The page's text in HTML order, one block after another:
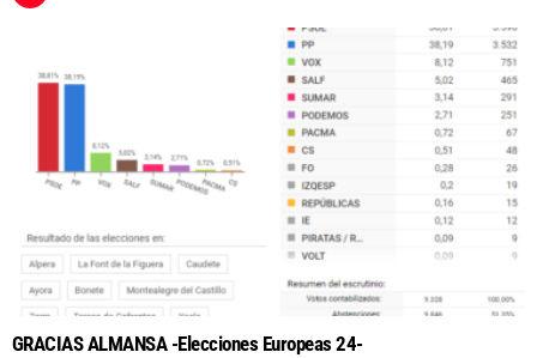
GRACIAS ALMANSA -Elecciones Europeas 24-